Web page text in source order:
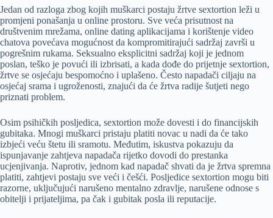
Jedan od razloga zbog kojih muškarci postaju žrtve sextortion leži u
promjeni ponašanja u online prostoru. Sve veća prisutnost na
društvenim mrežama, online dating aplikacijama i korištenje video
chatova povećava mogućnost da kompromitirajući sadržaj završi u
pogrešnim rukama. Seksualno eksplicitni sadržaj koji je jednom
poslan, teško je povući ili izbrisati, a kada dođe do prijetnje sextortion,
žrtve se osjećaju bespomoćno i uplašeno. Često napadači ciljaju na
osjećaj srama i ugroženosti, znajući da će žrtva radije šutjeti nego
priznati problem.
Osim psihičkih posljedica, sextortion može dovesti i do financijskih
gubitaka. Mnogi muškarci pristaju platiti novac u nadi da će tako
izbjeći veću štetu ili sramotu. Međutim, iskustva pokazuju da
ispunjavanje zahtjeva napadača rijetko dovodi do prestanka
ucjenjivanja. Naprotiv, jednom kad napadač shvati da je žrtva spremna
platiti, zahtjevi postaju sve veći i češći. Posljedice sextortion mogu biti
razorne, uključujući narušeno mentalno zdravlje, narušene odnose s
obitelji i prijateljima, pa čak i gubitak posla ili reputacije.